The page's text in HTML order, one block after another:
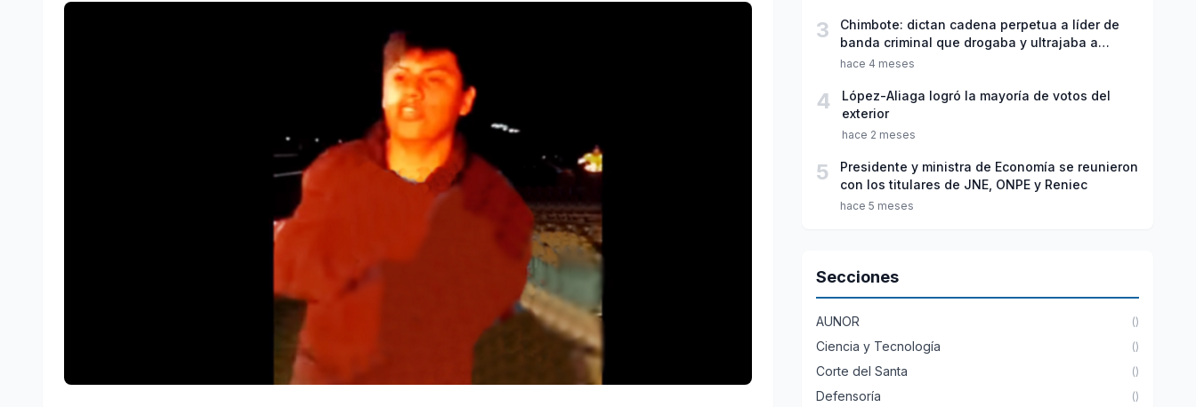
3
Chimbote: dictan cadena perpetua a líder de
banda criminal que drogaba y ultrajaba a
jóvenes
hace 4 meses
4
López-Aliaga logró la mayoría de votos del
exterior
hace 2 meses
5
Presidente y ministra de Economía se reunieron
con los titulares de JNE, ONPE y Reniec
hace 5 meses
Secciones
AUNOR ()
Ciencia y Tecnología ()
Corte del Santa ()
Defensoría ()